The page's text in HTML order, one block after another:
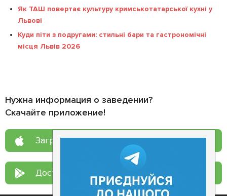
Як ТАШ повертає культуру кримськотатарської кухні у
Львові
Куди піти з подругами: стильні бари та гастрономічні
місця Львів 2026
Нужна информация о заведении?
Скачайте приложение!
Загрузите в App Store
Доступно в Google Play